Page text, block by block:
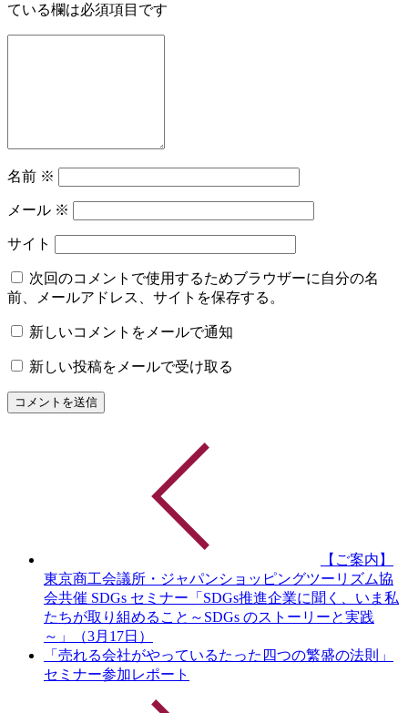
ている欄は必須項目です
名前 ※
メール ※
サイト
次回のコメントで使用するためブラウザーに自分の名
前、メールアドレス、サイトを保存する。
新しいコメントをメールで通知
新しい投稿をメールで受け取る
【ご案内】
東京商工会議所・ジャパンショッピングツーリズム協
会共催 SDGs セミナー「SDGs推進企業に聞く、いま私
たちが取り組めること～SDGs のストーリーと実践
～」（3月17日）
「売れる会社がやっているたった四つの繁盛の法則」
セミナー参加レポート